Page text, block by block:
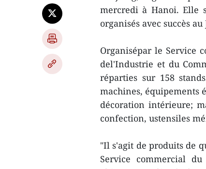
mercredi à Hanoi. Elle
organisés avec succès
Organisépar le Service
del'Industrie et du
réparties sur 158
machines, équipements
décoration intérieure;
confection, ustensiles
"Il s'agit de produits de
Service commercial